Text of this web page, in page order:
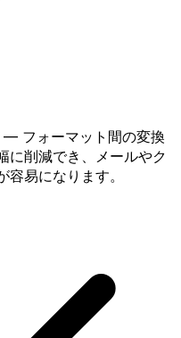
フォーマット間の変換
に削減でき、メールやク
易になります。